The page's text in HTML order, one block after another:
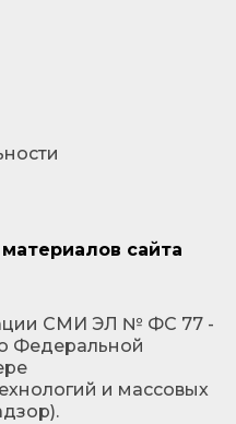
сайта
СМИ ЭЛ № ФС 77 -
Федеральной
и массовых